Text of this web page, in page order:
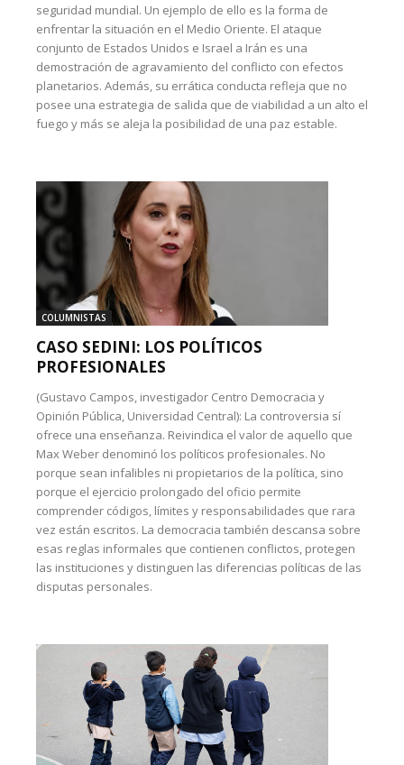
seguridad mundial. Un ejemplo de ello es la forma de
enfrentar la situación en el Medio Oriente. El ataque
conjunto de Estados Unidos e Israel a Irán es una
demostración de agravamiento del conflicto con efectos
planetarios. Además, su errática conducta refleja que no
posee una estrategia de salida que de viabilidad a un alto el
fuego y más se aleja la posibilidad de una paz estable.
COLUMNISTAS
CASO SEDINI: LOS POLÍTICOS
PROFESIONALES
(Gustavo Campos, investigador Centro Democracia y
Opinión Pública, Universidad Central): La controversia sí
ofrece una enseñanza. Reivindica el valor de aquello que
Max Weber denominó los políticos profesionales. No
porque sean infalibles ni propietarios de la política, sino
porque el ejercicio prolongado del oficio permite
comprender códigos, límites y responsabilidades que rara
vez están escritos. La democracia también descansa sobre
esas reglas informales que contienen conflictos, protegen
las instituciones y distinguen las diferencias políticas de las
disputas personales.